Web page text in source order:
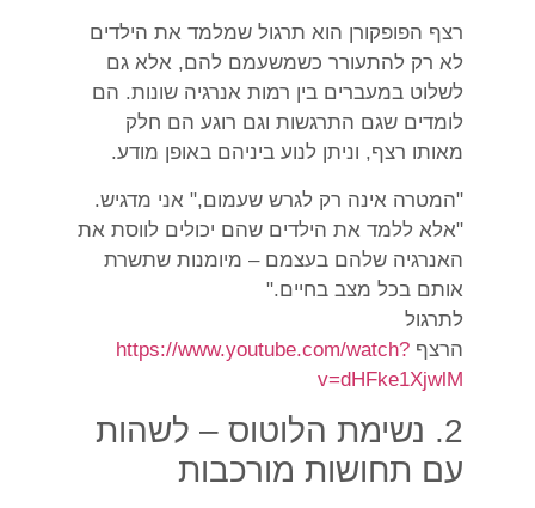
רצף הפופקורן הוא תרגול שמלמד את הילדים
לא רק להתעורר כשמשעמם להם, אלא גם
לשלוט במעברים בין רמות אנרגיה שונות. הם
לומדים שגם התרגשות וגם רוגע הם חלק
מאותו רצף, וניתן לנוע ביניהם באופן מודע.
"המטרה אינה רק לגרש שעמום," אני מדגיש.
"אלא ללמד את הילדים שהם יכולים לווסת את
האנרגיה שלהם בעצמם – מיומנות שתשרת
אותם בכל מצב בחיים."
לתרגול
הרצף https://www.youtube.com/watch?
v=dHFke1XjwlM
2. נשימת הלוטוס – לשהות
עם תחושות מורכבות